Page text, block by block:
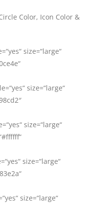
Color, Icon Color &
size=“large“
size=“large“
size=“large“
size=“large“
size=“large“